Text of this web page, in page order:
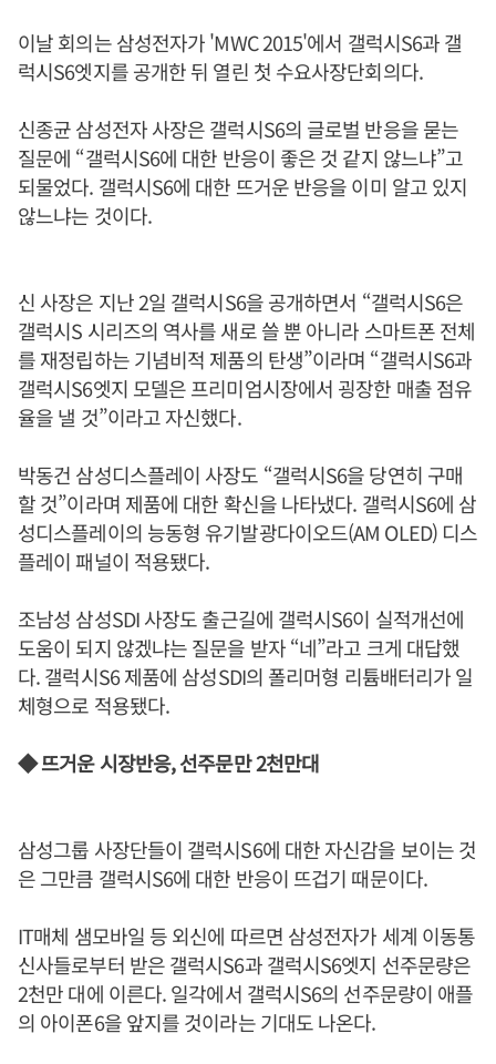
이날 회의는 삼성전자가 'MWC 2015'에서 갤럭시S6과 갤
럭시S6엣지를 공개한 뒤 열린 첫 수요사장단회의다.
신종균 삼성전자 사장은 갤럭시S6의 글로벌 반응을 묻는
질문에 “갤럭시S6에 대한 반응이 좋은 것 같지 않느냐”고
되물었다. 갤럭시S6에 대한 뜨거운 반응을 이미 알고 있지
않느냐는 것이다.
신 사장은 지난 2일 갤럭시S6을 공개하면서 “갤럭시S6은
갤럭시S 시리즈의 역사를 새로 쓸 뿐 아니라 스마트폰 전체
를 재정립하는 기념비적 제품의 탄생”이라며 “갤럭시S6과
갤럭시S6엣지 모델은 프리미엄시장에서 굉장한 매출 점유
율을 낼 것”이라고 자신했다.
박동건 삼성디스플레이 사장도 “갤럭시S6을 당연히 구매
할 것”이라며 제품에 대한 확신을 나타냈다. 갤럭시S6에 삼
성디스플레이의 능동형 유기발광다이오드(AM OLED) 디스
플레이 패널이 적용됐다.
조남성 삼성SDI 사장도 출근길에 갤럭시S6이 실적개선에
도움이 되지 않겠냐는 질문을 받자 “네”라고 크게 대답했
다. 갤럭시S6 제품에 삼성SDI의 폴리머형 리튬배터리가 일
체형으로 적용됐다.
◆ 뜨거운 시장반응, 선주문만 2천만대
삼성그룹 사장단들이 갤럭시S6에 대한 자신감을 보이는 것
은 그만큼 갤럭시S6에 대한 반응이 뜨겁기 때문이다.
IT매체 샘모바일 등 외신에 따르면 삼성전자가 세계 이동통
신사들로부터 받은 갤럭시S6과 갤럭시S6엣지 선주문량은
2천만 대에 이른다. 일각에서 갤럭시S6의 선주문량이 애플
의 아이폰6을 앞지를 것이라는 기대도 나온다.